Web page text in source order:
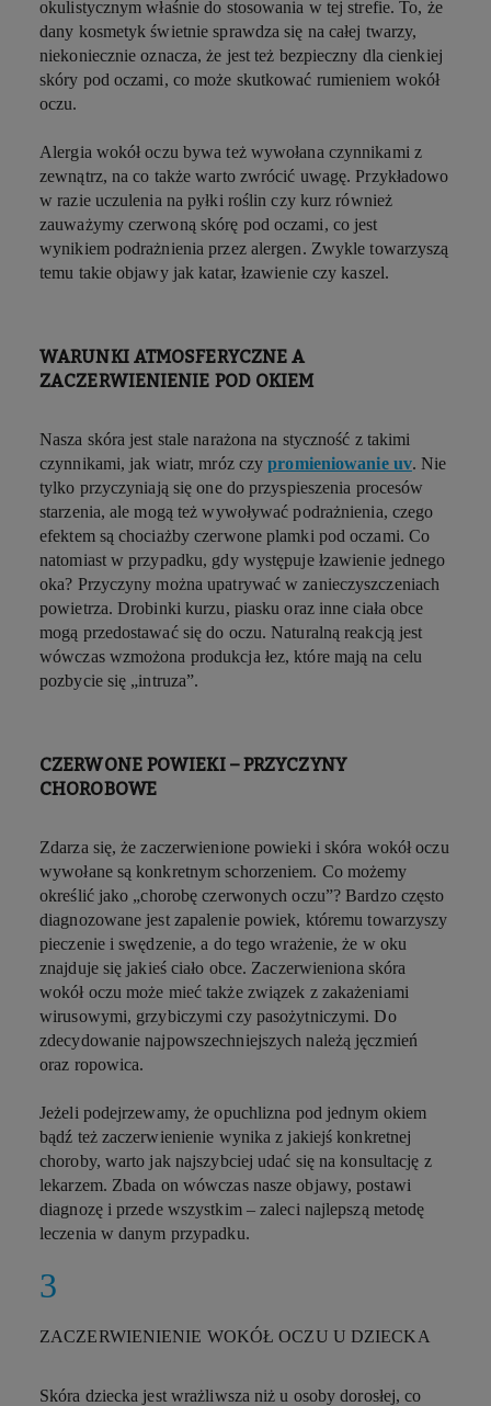
okulistycznym właśnie do stosowania w tej strefie. To, że
dany kosmetyk świetnie sprawdza się na całej twarzy,
niekoniecznie oznacza, że jest też bezpieczny dla cienkiej
skóry pod oczami, co może skutkować rumieniem wokół
oczu.
Alergia wokół oczu bywa też wywołana czynnikami z
zewnątrz, na co także warto zwrócić uwagę. Przykładowo
w razie uczulenia na pyłki roślin czy kurz również
zauważymy czerwoną skórę pod oczami, co jest
wynikiem podrażnienia przez alergen. Zwykle towarzyszą
temu takie objawy jak katar, łzawienie czy kaszel.
WARUNKI ATMOSFERYCZNE A
ZACZERWIENIENIE POD OKIEM
Nasza skóra jest stale narażona na styczność z takimi
czynnikami, jak wiatr, mróz czypromieniowanie uv. Nie
tylko przyczyniają się one do przyspieszenia procesów
starzenia, ale mogą też wywoływać podrażnienia, czego
efektem są chociażby czerwone plamki pod oczami. Co
natomiast w przypadku, gdy występuje łzawienie jednego
oka? Przyczyny można upatrywać w zanieczyszczeniach
powietrza. Drobinki kurzu, piasku oraz inne ciała obce
mogą przedostawać się do oczu. Naturalną reakcją jest
wówczas wzmożona produkcja łez, które mają na celu
pozbycie się „intruza”.
CZERWONE POWIEKI – PRZYCZYNY
CHOROBOWE
Zdarza się, że zaczerwienione powieki i skóra wokół oczu
wywołane są konkretnym schorzeniem. Co możemy
określić jako „chorobę czerwonych oczu”? Bardzo często
diagnozowane jest zapalenie powiek, któremu towarzyszy
pieczenie i swędzenie, a do tego wrażenie, że w oku
znajduje się jakieś ciało obce. Zaczerwieniona skóra
wokół oczu może mieć także związek z zakażeniami
wirusowymi, grzybiczymi czy pasożytniczymi. Do
zdecydowanie najpowszechniejszych należą jęczmień
oraz ropowica.
Jeżeli podejrzewamy, że opuchlizna pod jednym okiem
bądź też zaczerwienienie wynika z jakiejś konkretnej
choroby, warto jak najszybciej udać się na konsultację z
lekarzem. Zbada on wówczas nasze objawy, postawi
diagnozę i przede wszystkim – zaleci najlepszą metodę
leczenia w danym przypadku.
ZACZERWIENIENIE WOKÓŁ OCZU U DZIECKA
Skóra dziecka jest wrażliwsza niż u osoby dorosłej, co